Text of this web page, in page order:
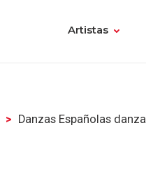
Artistas
Danzas Españolas